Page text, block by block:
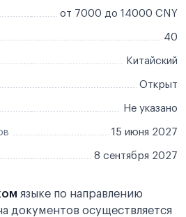
от 7000 до 14000 CNY
40
Китайский
Открыт
Не указано
15 июня 2027
8 сентября 2027
языке по направлению
документов осуществляется